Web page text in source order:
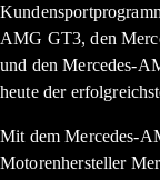
AMG GT3, den
und den Mercedes-
heute der
Mit dem Mercedes-
Motorenhersteller